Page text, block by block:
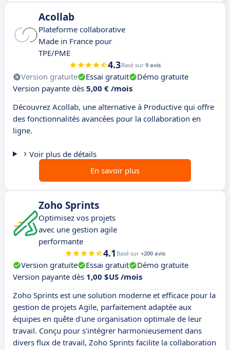
Acollab
Plateforme collaborative
Made in France pour
TPE/PME
4.3Basé sur 9 avis
Version gratuite Essai gratuit
Démo gratuite
Version payante dès 5,00 € /mois
Découvrez Acollab, une alternative à Productive qui offre
des fonctionnalités avancées pour la collaboration en
ligne.
Voir plus de détails
En savoir plus
Zoho Sprints
Optimisez vos projets
avec une gestion agile
performante
4.1 Basé sur +200 avis
Version gratuite Essai gratuit
Démo gratuite
Version payante dès 1,00 $US /mois
Zoho Sprints est une solution moderne et efficace pour la
gestion de projets Agile, parfaitement adaptée aux
équipes en quête d'une organisation optimale de leur
travail. Conçu pour s'intégrer harmonieusement dans
divers flux de travail, Zoho Sprints facilite la collaboration